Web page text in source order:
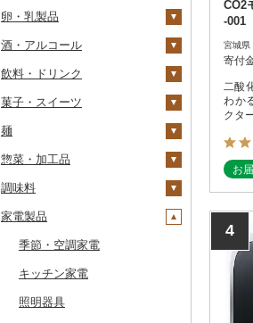
焼肉
牛タン
和牛
黒毛和牛
仙台牛
米沢牛
山形牛
常陸牛
上州牛
飛騨牛
ローストビーフ
ビーフジャーキー
その他牛肉（加工品）
すき焼き
しゃぶしゃぶ
焼肉
アグー豚
ハンバーグ
もつ鍋
ハム
ソーセージ・ウインナ
鶏肉
鶏肉（精肉）
ハム・ソーセージ
唐揚げ
水炊き
地鶏
赤鶏さつま
その他鶏肉
鹿肉
馬肉
羊肉・ラム肉（ジンギス
毛ガニ
かにしゃぶ
その他カニ
ボタンエビ
伊勢海老
その他エビ
うに
明太子・たらこ
明太子
たらこ
その他魚卵
数の子
キャビア
その他魚卵
貝
鮑（アワビ）
牡蠣（カキ）
あさり
しじみ
サザエ
はまぐり
鮮魚
鮭・サーモン
マグロ
イワシ
カツオ
金目鯛
イカ・タコ
イカ
タコ
海苔・海藻
海苔
わかめ
ひじき
干物
ししゃも
その他干物
その他魚介・加工品
しらす・ちりめん
無洗米
玄米
金芽米
ゆめぴりか
コシヒカリ
はえぬき
さがびより
あきたこまち
ひとめぼれ
ミルキークィーン
餅
その他穀物加工品
パン
巨峰
ナガノパープル
ピオーネ
デラウェア
その他ぶどう・マスカ
いちご
りんご
もも
メロン
梨
和梨
洋梨・ラフランス
マンゴー
みかん・柑橘
みかん
レモン
不知火・デコポン
すいか
キウイ
柿（カキ）
いも
じゃがいも
さつまいも
その他いも
トマト
フルーツトマト
ミニトマト
玉ねぎ
ねぎ
根菜
人参
大根
自然薯
レンコン
にんにく・生姜
アスパラガス
豆
きのこ
しいたけ
松茸
その他野菜
山菜
卵・乳製品
卵
チーズ
ヨーグルト
バター
その他乳製品
酒・アルコール
ビール・発泡酒
ビール
地ビール・クラフトビ
日本酒
純米吟醸
大吟醸
吟醸
その他日本酒
芋焼酎
麦焼酎
米焼酎
黒糖焼酎
その他焼酎
梅酒
泡盛
ワイン
白ワイン
赤ワイン
シャンパン・スパーク
ウイスキー
リキュール・洋酒
甘酒
飲料・ドリンク
水・ミネラルウォーター
飲料
コーヒー豆
粉
ドリップ
茶
飲料
茶葉・ティーバッグ
静岡茶
足柄茶
知覧茶
果汁飲料
りんごジュース
みかんジュース（オレ
紅茶
飲料
茶葉・ティーバッグ
その他飲料・ジュース
野菜ジュース
炭酸飲料
菓子・スイーツ
クッキー
焼き菓子
プリン
ゼリー
チョコレート
カステラ
麺
ラーメン
うどん
そば
パスタ
ひやむぎ
そうめん
惣菜・加工品
惣菜
餃子
シュウマイ
コロッケ
その他惣菜
カレー・シチュー
カレー
シチュー
鍋
肉
魚
ピザ
レトルト
調味料
砂糖
塩
醤油
味噌
家電製品
季節・空調家電
キッチン家電
照明器具
CO2
-001
宮城県
寄付
二酸
わか
クタ
お
4